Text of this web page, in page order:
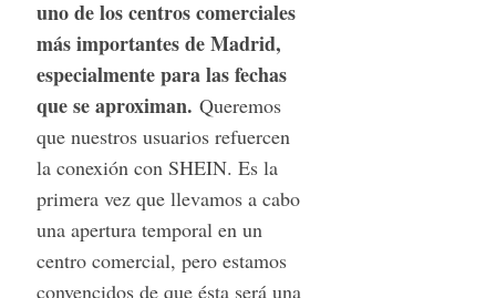
uno de los centros comerciales
más importantes de Madrid,
especialmente para las fechas
que se aproximan. Queremos
que nuestros usuarios refuercen
la conexión con SHEIN. Es la
primera vez que llevamos a cabo
una apertura temporal en un
centro comercial, pero estamos
convencidos de que ésta será una